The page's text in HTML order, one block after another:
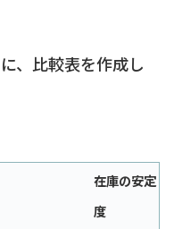
、比較表を作成し
在庫の安定
度